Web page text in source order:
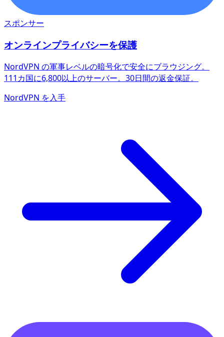
スポンサー
オンラインプライバシーを保護
NordVPN の軍事レベルの暗号化で安全にブラウジング。
111カ国に6,800以上のサーバー。30日間の返金保証。
NordVPN を入手